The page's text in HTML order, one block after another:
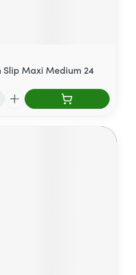
Slip Maxi Medium 24